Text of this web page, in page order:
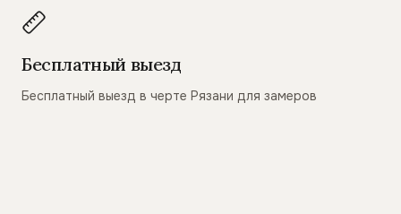
Бесплатный выезд
Бесплатный выезд в черте Рязани для замеров